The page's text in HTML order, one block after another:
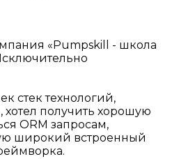
«Pumpskill - школа
стек технологий,
хотел получить хорошую
ORM запросам,
широкий встроенный